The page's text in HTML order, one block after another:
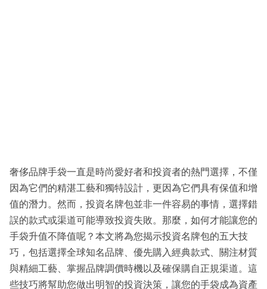
區
奢侈品牌手袋一直是時尚愛好者和投資者的熱門選擇，不僅
因為它們的精湛工藝和獨特設計，更因為它們具有保值和增
值的潛力。然而，投資名牌包並非一件容易的事情，選擇錯
誤的款式或渠道可能導致投資失敗。那麼，如何才能讓您的
手袋升值不降值呢？本文將為您揭示投資名牌包的五大技
巧，包括選擇全球知名品牌、優先購入經典款式、關注材質
與精細工藝、掌握品牌調價時機以及確保購自正規渠道。這
些技巧將幫助您做出明智的投資決策，讓您的手袋成為資產